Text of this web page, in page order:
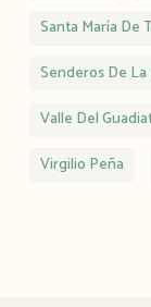
Santa María De
Senderos De
Valle Del
Virgilio Peña